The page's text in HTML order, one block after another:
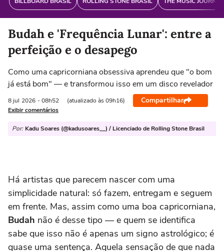
Budah e 'Frequência Lunar': entre a
perfeição e o desapego
Como uma capricorniana obsessiva aprendeu que "o bom
já está bom" — e transformou isso em um disco revelador
8 jul 2026 - 08h52 (atualizado às 09h16) Compartilhar
Exibir comentários
Por: Kadu Soares (@kadusoares__) / Licenciado de Rolling Stone Brasil
Há artistas que parecem nascer com uma
simplicidade natural: só fazem, entregam e seguem
em frente. Mas, assim como uma boa capricorniana,
Budah não é desse tipo — e quem se identifica
sabe que isso não é apenas um signo astrológico; é
quase uma sentença. Aquela sensação de que nada